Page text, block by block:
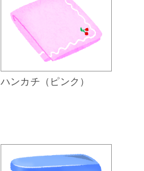
ハンカチ（ピンク）